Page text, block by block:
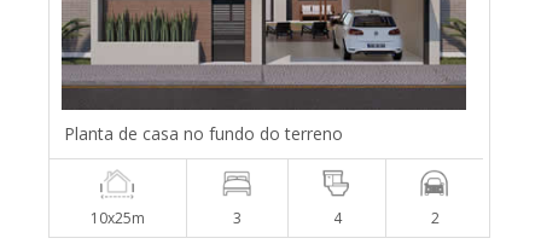
Planta de casa no fundo do terreno
10x25m 3 4 2